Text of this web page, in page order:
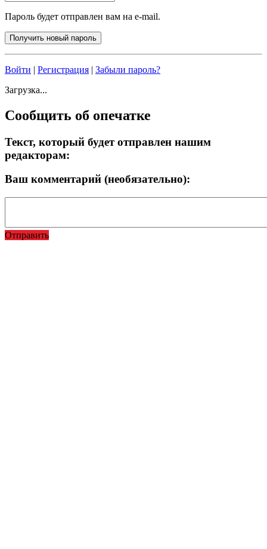
Пароль будет отправлен вам на e-mail.
Войти | Регистрация | Забыли пароль?
Загрузка...
Сообщить об опечатке
Текст, который будет отправлен нашим
редакторам:
Ваш комментарий (необязательно):
Отправить